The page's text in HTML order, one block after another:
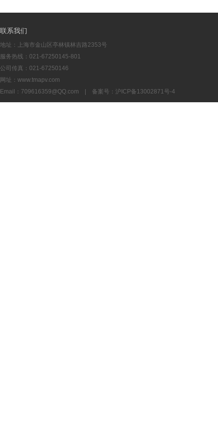
联系我们
地址：上海市金山区亭林镇林吉路2353号
服务热线：021-67250145-801
公司传真：021-67250146
网址：www.tmapv.com
Email： 709616359@QQ.com | 备案号： 沪ICP备13002871号-4